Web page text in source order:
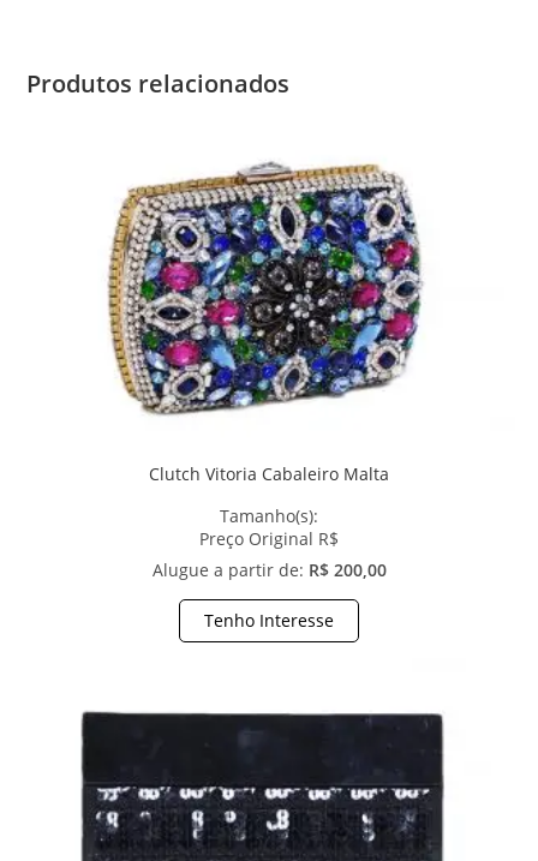
Produtos relacionados
Clutch Vitoria Cabaleiro Malta
Tamanho(s):
Preço Original R$
Alugue a partir de: R$ 200,00
Tenho Interesse